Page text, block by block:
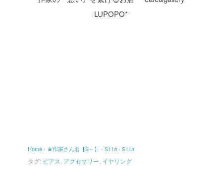
LUPOPO*
Home › ★作家さん名【S～】 › S11a › S11a
タグ: ピアス アクセサリー イヤリング